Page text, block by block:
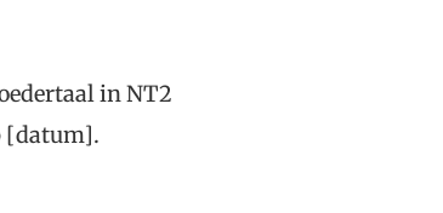
in NT2
[datum].